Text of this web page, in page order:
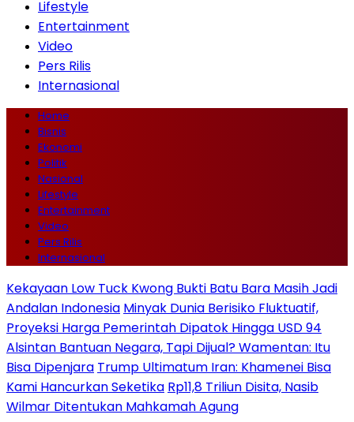
Lifestyle
Entertainment
Video
Pers Rilis
Internasional
Home
Bisnis
Ekonomi
Politik
Nasional
Lifestyle
Entertainment
Video
Pers Rilis
Internasional
Kekayaan Low Tuck Kwong Bukti Batu Bara Masih Jadi
Andalan Indonesia Minyak Dunia Berisiko Fluktuatif,
Proyeksi Harga Pemerintah Dipatok Hingga USD 94
Alsintan Bantuan Negara, Tapi Dijual? Wamentan: Itu
Bisa Dipenjara Trump Ultimatum Iran: Khamenei Bisa
Kami Hancurkan Seketika Rp11,8 Triliun Disita, Nasib
Wilmar Ditentukan Mahkamah Agung